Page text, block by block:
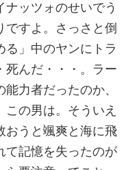
ナッツォのせいでう
ですよ。さっさと倒
る」中のヤンにトラ
死んだ・・・。ラー
力者だったのか、
の男は。そういえ
おうと颯爽と海に飛
て記憶を失ったのが